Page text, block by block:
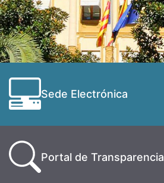
Sede Electrónica
Portal de Transparencia